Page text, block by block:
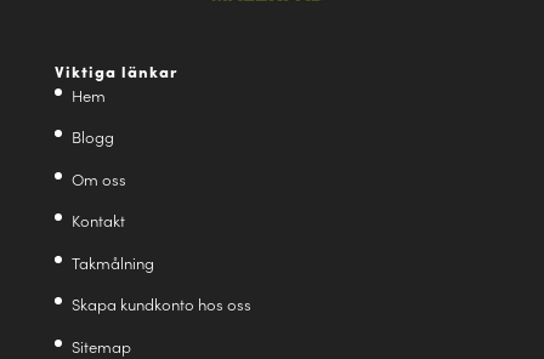
Viktiga länkar
Hem
Blogg
Om oss
Kontakt
Takmålning
Skapa kundkonto hos oss
Sitemap